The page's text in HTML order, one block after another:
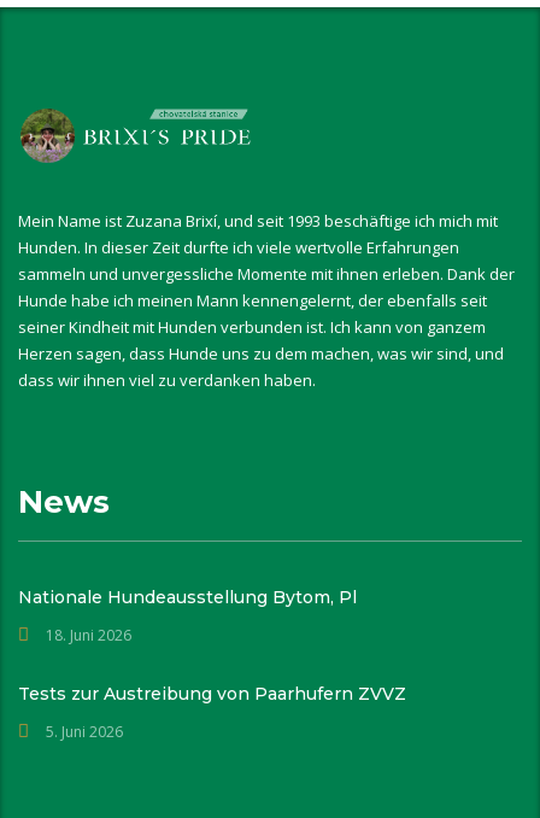
Mein Name ist Zuzana Brixí, und seit 1993 beschäftige ich mich mit
Hunden. In dieser Zeit durfte ich viele wertvolle Erfahrungen
sammeln und unvergessliche Momente mit ihnen erleben. Dank der
Hunde habe ich meinen Mann kennengelernt, der ebenfalls seit
seiner Kindheit mit Hunden verbunden ist. Ich kann von ganzem
Herzen sagen, dass Hunde uns zu dem machen, was wir sind, und
dass wir ihnen viel zu verdanken haben.
News
Nationale Hundeausstellung Bytom, Pl
18. Juni 2026
Tests zur Austreibung von Paarhufern ZVVZ
5. Juni 2026